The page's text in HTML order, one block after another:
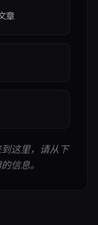
章
这里，请从下
信息。